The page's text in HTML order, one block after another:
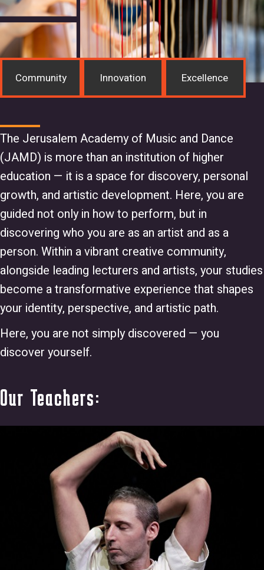
Community Innovation Excellence
The Jerusalem Academy of Music and Dance
(JAMD) is more than an institution of higher
education — it is a space for discovery, personal
growth, and artistic development. Here, you are
guided not only in how to perform, but in
discovering who you are as an artist and as a
person. Within a vibrant creative community,
alongside leading lecturers and artists, your studies
become a transformative experience that shapes
your identity, perspective, and artistic path.
Here, you are not simply discovered — you
discover yourself.
Our Teachers: